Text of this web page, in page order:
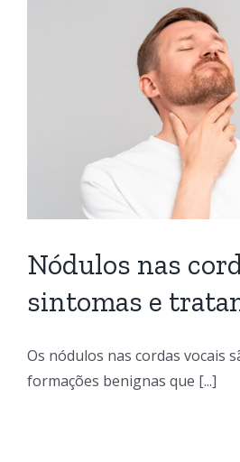
Nódulos nas
sintomas e
Os nódulos nas cordas vocais
formações benignas que [...]